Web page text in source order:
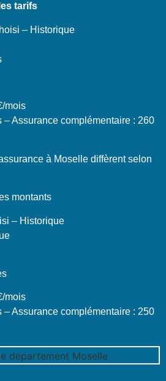
tarifs
– Historique
mois
Assurance complémentaire : 260
à Moselle diffèrent selon
montants
– Historique
mois
Assurance complémentaire : 250